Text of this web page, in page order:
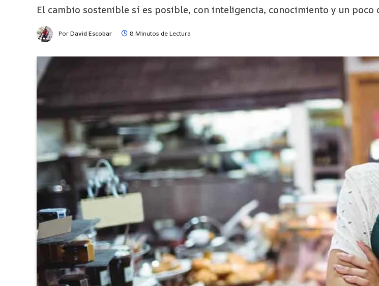
El cambio sostenible sí es posible, con inteligencia, conocimiento y un poco
PorDavid Escobar 8 Minutos de Lectura